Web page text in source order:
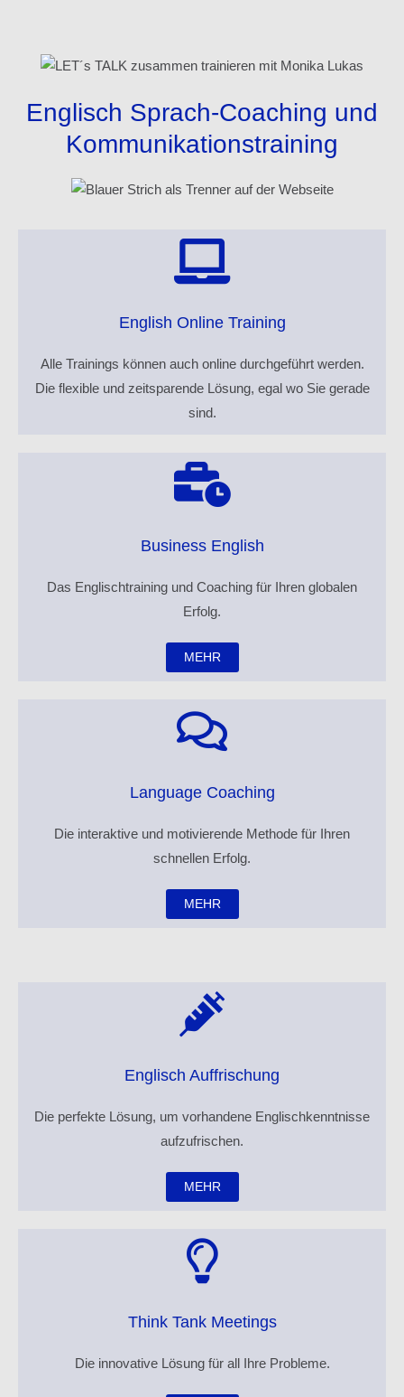
Englisch Sprach-Coaching und
Kommunikationstraining
English Online Training
Alle Trainings können auch online durchgeführt werden.
Die flexible und zeitsparende Lösung, egal wo Sie gerade
sind.
Business English
Das Englischtraining und Coaching für Ihren globalen
Erfolg.
MEHR
Language Coaching
Die interaktive und motivierende Methode für Ihren
schnellen Erfolg.
MEHR
Englisch Auffrischung
Die perfekte Lösung, um vorhandene Englischkenntnisse
aufzufrischen.
MEHR
Think Tank Meetings
Die innovative Lösung für all Ihre Probleme.